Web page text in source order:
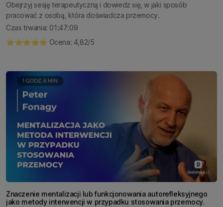
Obejrzyj sesję terapeutyczną i dowiedz się, w jaki sposób
pracować z osobą, która doświadcza przemocy.
Czas trwania: 01:47:09
⭐️⭐️⭐️⭐️⭐️ Ocena: 4,82/5
Znaczenie mentalizacji lub funkcjonowania autorefleksyjnego
jako metody interwencji w przypadku stosowania przemocy.